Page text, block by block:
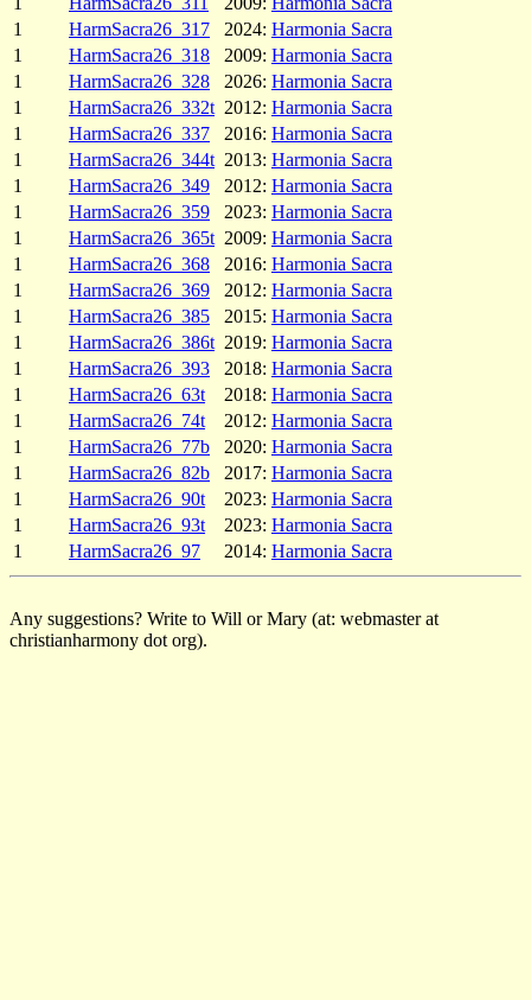
1
HarmSacra26_317 2024: Harmonia Sacra
1
HarmSacra26_318 2009: Harmonia Sacra
1
HarmSacra26_328 2026: Harmonia Sacra
1
HarmSacra26_332t 2012: Harmonia Sacra
1
HarmSacra26_337 2016: Harmonia Sacra
1
HarmSacra26_344t 2013: Harmonia Sacra
1
HarmSacra26_349 2012: Harmonia Sacra
1
HarmSacra26_359 2023: Harmonia Sacra
1
HarmSacra26_365t 2009: Harmonia Sacra
1
HarmSacra26_368 2016: Harmonia Sacra
1
HarmSacra26_369 2012: Harmonia Sacra
1
HarmSacra26_385 2015: Harmonia Sacra
1
HarmSacra26_386t 2019: Harmonia Sacra
1
HarmSacra26_393 2018: Harmonia Sacra
1
HarmSacra26_63t 2018: Harmonia Sacra
1
HarmSacra26_74t 2012: Harmonia Sacra
1
HarmSacra26_77b 2020: Harmonia Sacra
1
HarmSacra26_82b 2017: Harmonia Sacra
1
HarmSacra26_90t 2023: Harmonia Sacra
1
HarmSacra26_93t 2023: Harmonia Sacra
1
HarmSacra26_97 2014: Harmonia Sacra
Any suggestions? Write to Will or Mary (at: webmaster at
christianharmony dot org).